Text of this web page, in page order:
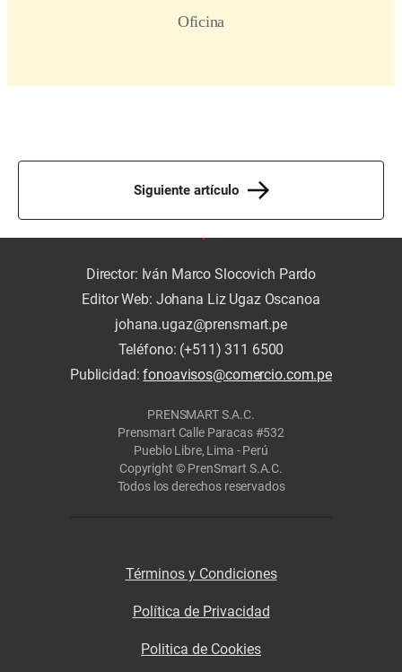
Siguiente artículo
Director: Iván Marco Slocovich Pardo
Editor Web: Johana Liz Ugaz Oscanoa
johana.ugaz@prensmart.pe
Teléfono: (+511) 311 6500
Publicidad:fonoavisos@comercio.com.pe
PRENSMART S.A.C.
Prensmart Calle Paracas #532
Pueblo Libre, Lima - Perú
Copyright © PrenSmart S.A.C.
Todos los derechos reservados
Términos y Condiciones
Política de Privacidad
Politica de Cookies